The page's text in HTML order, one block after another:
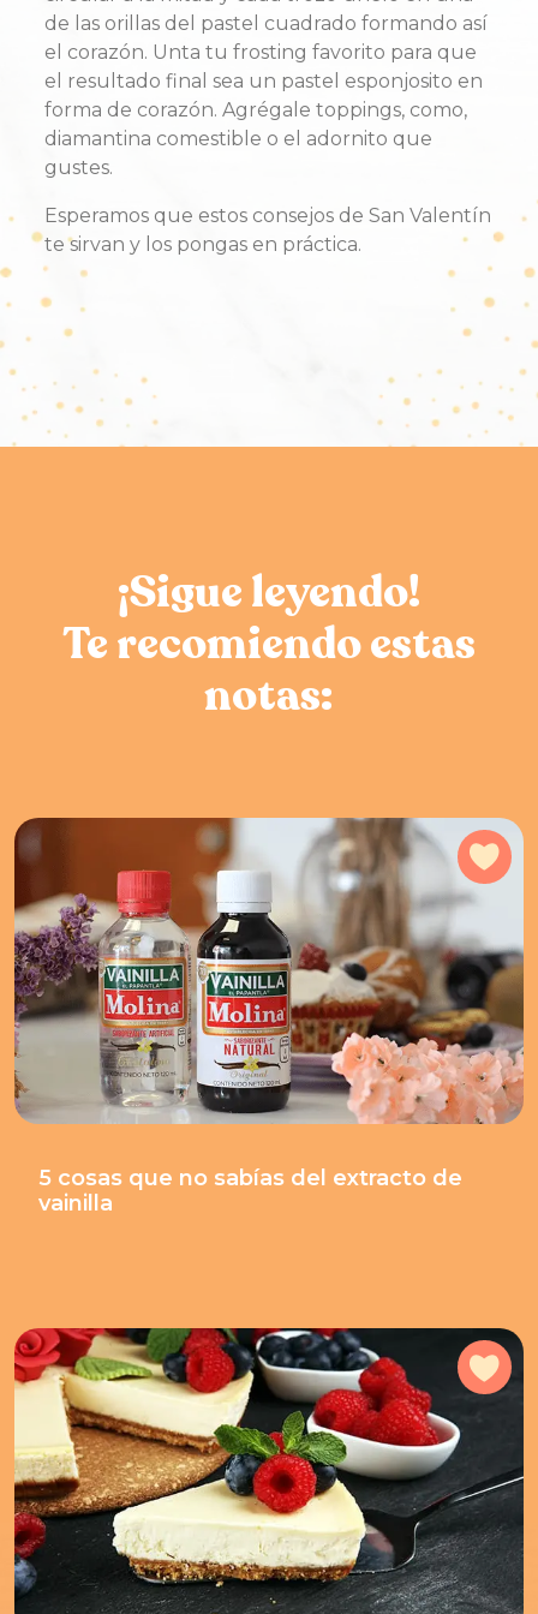
de las orillas del pastel cuadrado formando así
el corazón. Unta tu frosting favorito para que
el resultado final sea un pastel esponjosito en
forma de corazón. Agrégale toppings, como,
diamantina comestible o el adornito que
gustes.
Esperamos que estos consejos de San Valentín
te sirvan y los pongas en práctica.
¡Sigue leyendo!
Te recomiendo estas
notas:
5 cosas que no sabías del extracto de
vainilla